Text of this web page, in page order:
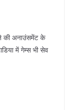
की अनाउंसमेंट के
में गेम्स भी सेव